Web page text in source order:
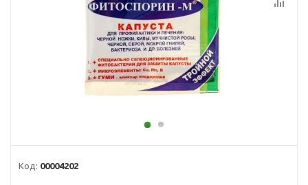
Код: 00004202